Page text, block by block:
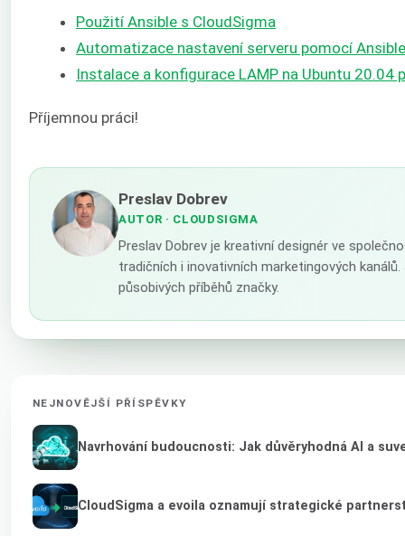
Použití Ansible s CloudSigma
Automatizace nastavení serveru pomocí
Instalace a konfigurace LAMP na Ubuntu 20.04
Příjemnou práci!
Preslav Dobrev
AUTOR · CLOUDSIGMA
Preslav Dobrev je kreativní designér ve
tradičních i inovativních marketingových
působivých příběhů značky.
NEJNOVĚJŠÍ PŘÍSPĚVKY
Navrhování budoucnosti: Jak důvěryhodná AI a
CloudSigma a evoila oznamují strategické